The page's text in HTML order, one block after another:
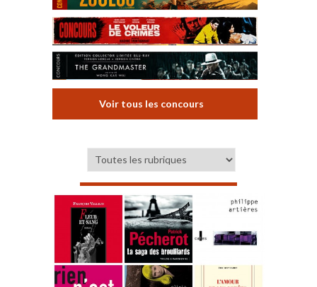
Voir tous les concours